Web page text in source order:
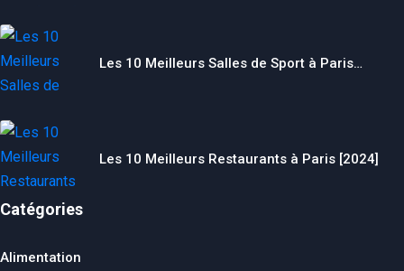
Les 10 Meilleurs Salles de Sport à Paris…
Les 10 Meilleurs Restaurants à Paris [2024]
Catégories
Alimentation